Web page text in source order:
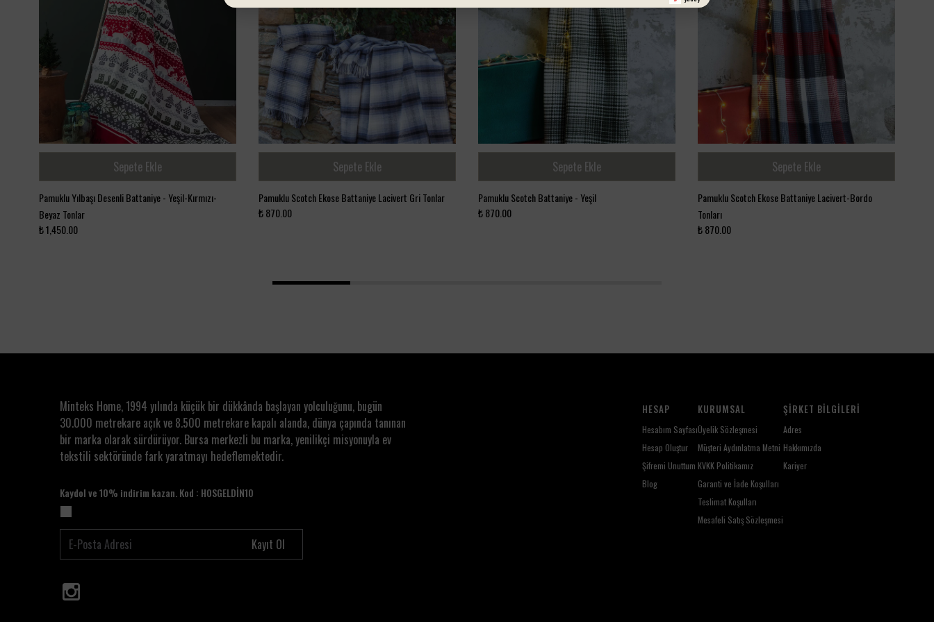
Sepete Ekle
Pamuklu Yılbaşı Desenli Battaniye - Yeşil-Kırmızı-
Beyaz Tonlar
₺ 1,450.00
Sepete Ekle
Pamuklu Scotch Ekose Battaniye Lacivert Gri Tonlar
₺ 870.00
Sepete Ekle
Pamuklu Scotch Battaniye - Yeşil
₺ 870.00
Sepete Ekle
Pamuklu Scotch Ekose Battaniye Lacivert-Bordo
Tonları
₺ 870.00
1
Minteks Home, 1994 yılında küçük bir dükkânda başlayan yolculuğunu, bugün
30.000 metrekare açık ve 8.500 metrekare kapalı alanda, dünya çapında tanınan
bir marka olarak sürdürüyor. Bursa merkezli bu marka, yenilikçi misyonuyla ev
tekstili sektöründe fark yaratmayı hedeflemektedir.
Kaydol ve 10% indirim kazan. Kod : HOSGELDİN10
Kayıt Ol
HESAP
Hesabım Sayfası
Hesap Oluştur
Şifremi Unuttum
Blog
KURUMSAL
Üyelik Sözleşmesi
Müşteri Aydınlatma Metni
KVKK Politikamız
Garanti ve İade Koşulları
Teslimat Koşulları
Mesafeli Satış Sözleşmesi
ŞIRKET BILGILERI
Adres
Hakkımızda
Kariyer